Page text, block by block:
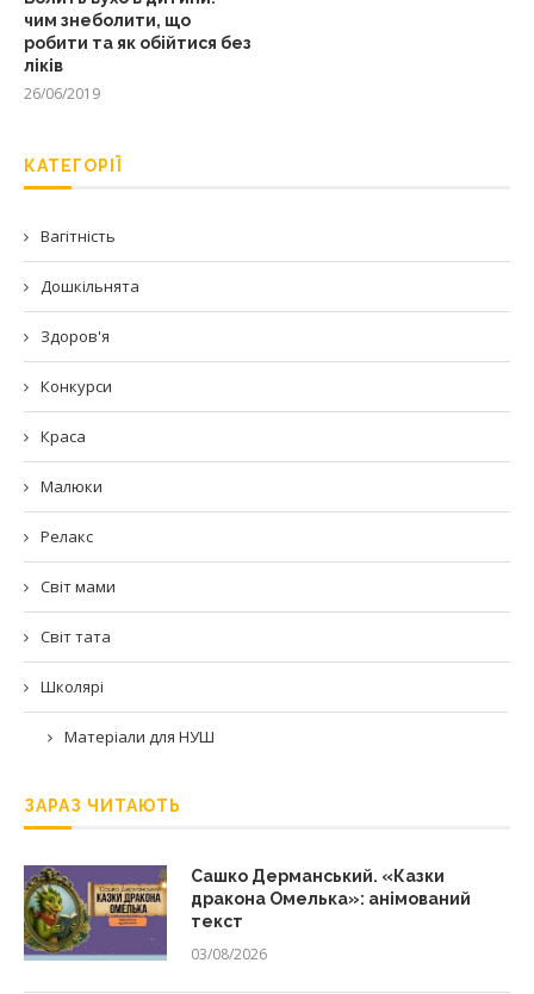
чим знеболити, що
робити та як обійтися без
ліків
26/06/2019
КАТЕГОРІЇ
Вагітність
Дошкільнята
Здоров'я
Конкурси
Краса
Малюки
Релакс
Світ мами
Світ тата
Школярі
Матеріали для НУШ
ЗАРАЗ ЧИТАЮТЬ
Сашко Дерманський. «Казки
дракона Омелька»: анімований
текст
03/08/2026